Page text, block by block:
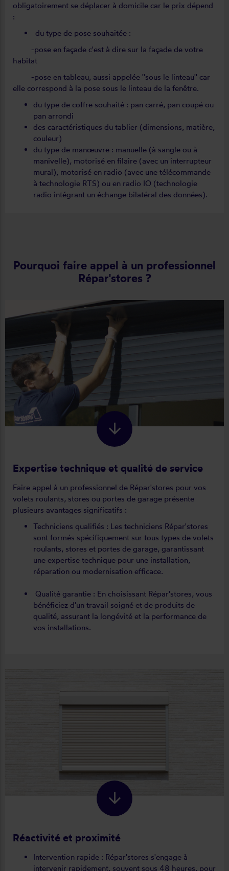
obligatoirement se déplacer à domicile car le prix dépend
:
du type de pose souhaitée :
-pose en façade c'est à dire sur la façade de votre
habitat
-pose en tableau, aussi appelée ''sous le linteau'' car
elle correspond à la pose sous le linteau de la fenêtre.
du type de coffre souhaité : pan carré, pan coupé ou
pan arrondi
des caractéristiques du tablier (dimensions, matière,
couleur)
du type de manœuvre : manuelle (à sangle ou à
manivelle), motorisé en filaire (avec un interrupteur
mural), motorisé en radio (avec une télécommande
à technologie RTS) ou en radio IO (technologie
radio intégrant un échange bilatéral des données).
Pourquoi faire appel à un professionnel
Répar'stores ?
Expertise technique et qualité de service
Faire appel à un professionnel de Répar'stores pour vos
volets roulants, stores ou portes de garage présente
plusieurs avantages significatifs :
Techniciens qualifiés : Les techniciens Répar'stores
sont formés spécifiquement sur tous types de volets
roulants, stores et portes de garage, garantissant
une expertise technique pour une installation,
réparation ou modernisation efficace.
Qualité garantie : En choisissant Répar'stores, vous
bénéficiez d'un travail soigné et de produits de
qualité, assurant la longévité et la performance de
vos installations.
Réactivité et proximité
Intervention rapide : Répar'stores s'engage à
intervenir rapidement, souvent sous 48 heures, pour